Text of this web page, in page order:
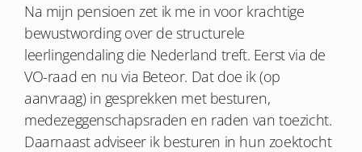
Na mijn pensioen zet ik me in voor krachtige
bewustwording over de structurele
leerlingendaling die Nederland treft. Eerst via de
VO-raad en nu via Beteor. Dat doe ik (op
aanvraag) in gesprekken met besturen,
medezeggenschapsraden en raden van toezicht.
Daarnaast adviseer ik besturen in hun zoektocht